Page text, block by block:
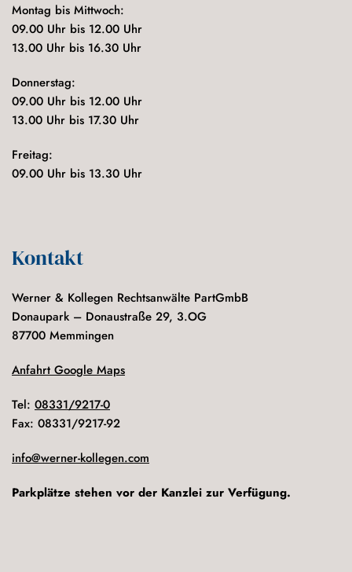
Montag bis Mittwoch:
09.00 Uhr bis 12.00 Uhr
13.00 Uhr bis 16.30 Uhr
Donnerstag:
09.00 Uhr bis 12.00 Uhr
13.00 Uhr bis 17.30 Uhr
Freitag:
09.00 Uhr bis 13.30 Uhr
Kontakt
Werner & Kollegen Rechtsanwälte PartGmbB
Donaupark – Donaustraße 29, 3.OG
87700 Memmingen
Anfahrt Google Maps
Tel: 08331/9217-0
Fax: 08331/9217-92
info@werner-kollegen.com
Parkplätze stehen vor der Kanzlei zur Verfügung.